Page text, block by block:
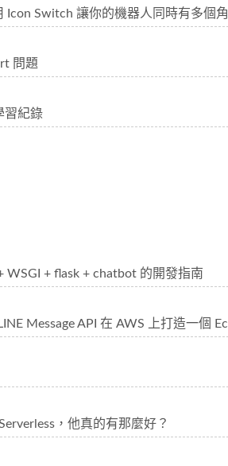
Icon Switch 讓你的機器人同時有多個
問題
習紀錄
WSGI + flask + chatbot 的開發指南
Message API 在 AWS 上打造一個
，他真的有那麼好？